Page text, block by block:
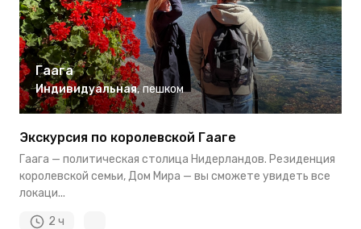
Гаага
Индивидуальная, пешком
Экскурсия по королевской Гааге
Гаага — политическая столица Нидерландов. Резиденция
королевской семьи, Дом Мира — вы сможете увидеть все
локаци...
2 ч